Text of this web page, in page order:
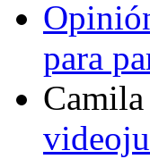
para
Camila